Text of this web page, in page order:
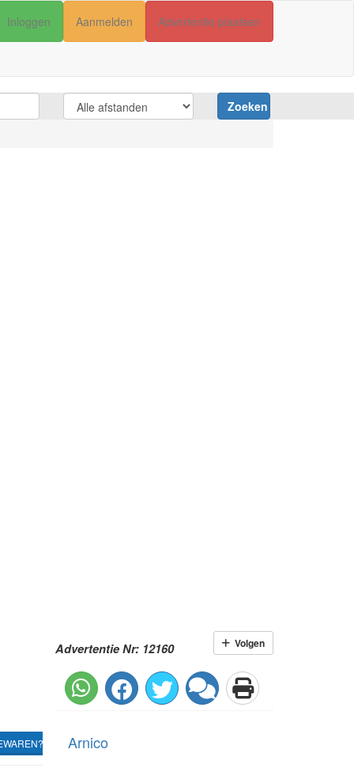
Inloggen Aanmelden Advertentie plaatsen
Zoeken
Advertentie Nr: 12160 Volgen
Arnico